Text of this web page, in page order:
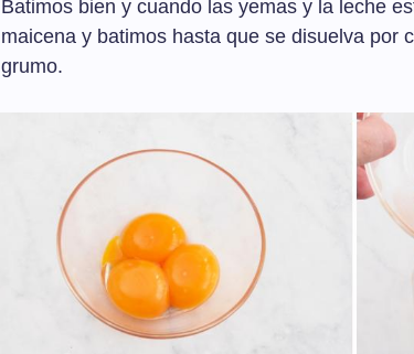
Batimos bien y cuando las yemas y la leche
maicena y batimos hasta que se disuelva por
grumo.